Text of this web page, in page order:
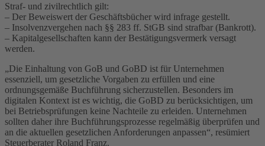
Straf- und zivilrechtlich gilt:
– Der Beweiswert der Geschäftsbücher wird infrage gestellt.
– Insolvenzvergehen nach §§ 283 ff. StGB sind strafbar (Bankrott).
– Kapitalgesellschaften kann der Bestätigungsvermerk versagt
werden.
„Die Einhaltung von GoB und GoBD ist für Unternehmen
essenziell, um gesetzliche Vorgaben zu erfüllen und eine
ordnungsgemäße Buchführung sicherzustellen. Besonders im
digitalen Kontext ist es wichtig, die GoBD zu berücksichtigen, um
bei Betriebsprüfungen keine Nachteile zu erleiden. Unternehmen
sollten daher ihre Buchführungsprozesse regelmäßig überprüfen und
an die aktuellen gesetzlichen Anforderungen anpassen“, resümiert
Steuerberater Roland Franz.